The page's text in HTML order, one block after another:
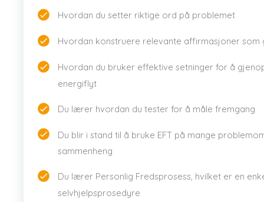
Hvordan du setter riktige ord på problemet
Hvordan konstruere relevante affirmasjoner som
Hvordan du bruker effektive setninger for å
energiflyt
Du lærer hvordan du tester for å måle fremgang
Du blir i stand til å bruke EFT på mange
sammenheng
Du lærer Personlig Fredsprosess, hvilket er en
selvhjelpsprosedyre